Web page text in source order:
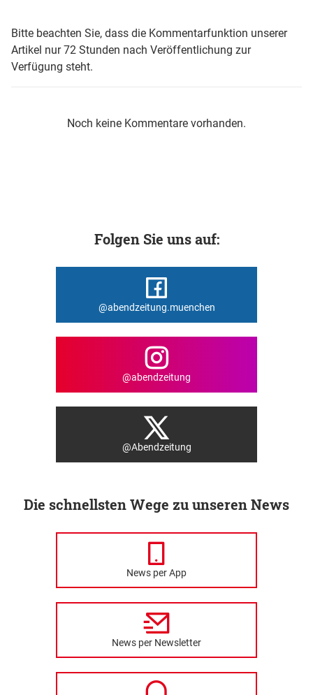
Bitte beachten Sie, dass die Kommentarfunktion unserer
Artikel nur 72 Stunden nach Veröffentlichung zur
Verfügung steht.
Noch keine Kommentare vorhanden.
Folgen Sie uns auf:
@abendzeitung.muenchen
@abendzeitung
@Abendzeitung
Die schnellsten Wege zu unseren News
News per App
News per Newsletter